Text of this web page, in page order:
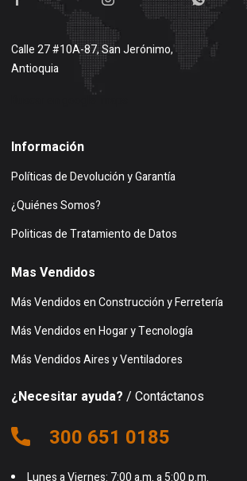
Calle 27 #10A-87, San Jerónimo,
Antioquia
Información
Políticas de Devolución y Garantía
¿Quiénes Somos?
Politicas de Tratamiento de Datos
Mas Vendidos
Más Vendidos en Construcción y Ferretería
Más Vendidos en Hogar y Tecnología
Más Vendidos Aires y Ventiladores
¿Necesitar ayuda? / Contáctanos
300 651 0185
Lunes a Viernes: 7:00 a.m. a 5:00 p.m.